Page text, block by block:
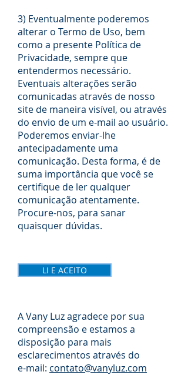
3) Eventualmente poderemos
alterar o Termo de Uso, bem
como a presente Política de
Privacidade, sempre que
entendermos necessário.
Eventuais alterações serão
comunicadas através de nosso
site de maneira visível, ou através
do envio de um e-mail ao usuário.
Poderemos enviar-lhe
antecipadamente uma
comunicação. Desta forma, é de
suma importância que você se
certifique de ler qualquer
comunicação atentamente.
Procure-nos, para sanar
quaisquer dúvidas.
A Vany Luz agradece por sua
compreensão e estamos a
disposição para mais
esclarecimentos através do
e-mail: contato@vanyluz.com
LI E ACEITO